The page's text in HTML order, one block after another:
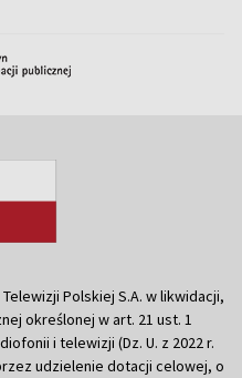
Polskiej S.A. w likwidacji,
określonej w art. 21 ust. 1
i telewizji (Dz. U. z 2022 r.
udzielenie dotacji celowej, o